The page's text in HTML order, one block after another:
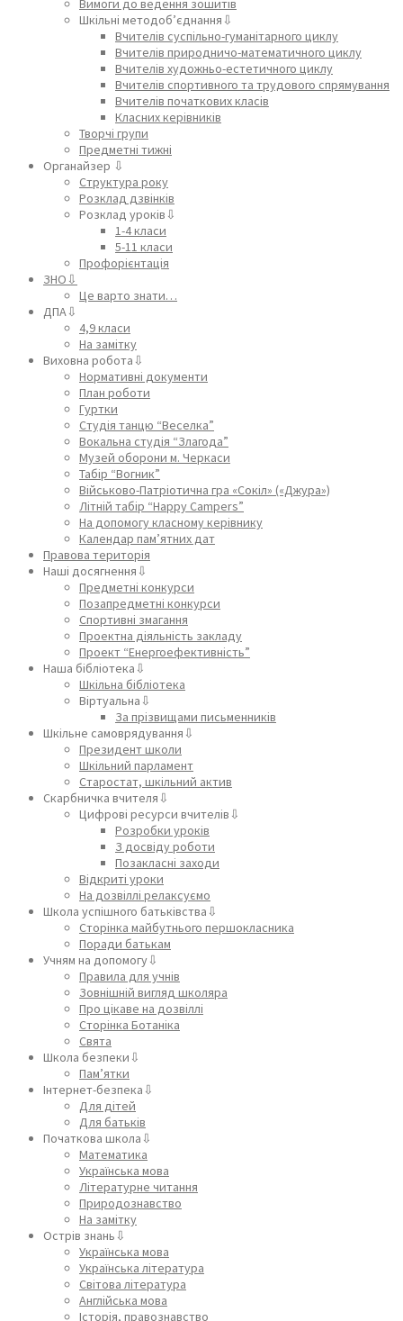
Вимоги до ведення зошитів
Шкільні методоб’єднання⇩
Вчителів суспільно-гуманітарного циклу
Вчителів природничо-математичного циклу
Вчителів художньо-естетичного циклу
Вчителів спортивного та трудового спрямування
Вчителів початкових класів
Класних керівників
Творчі групи
Предметні тижні
Органайзер ⇩
Структура року
Розклад дзвінків
Розклад уроків⇩
1-4 класи
5-11 класи
Профорієнтація
ЗНО⇩
Це варто знати…
ДПА⇩
4,9 класи
На замітку
Виховна робота⇩
Нормативні документи
План роботи
Гуртки
Студія танцю “Веселка”
Вокальна студія “Злагода”
Музей оборони м. Черкаси
Табір “Вогник”
Військово-Патріотична гра «Сокіл» («Джура»)
Літній табір “Happy Campers”
На допомогу класному керівнику
Календар пам’ятних дат
Правова територія
Наші досягнення⇩
Предметні конкурси
Позапредметні конкурси
Спортивні змагання
Проектна діяльність закладу
Проект “Енергоефективність”
Наша бібліотека⇩
Шкільна бібліотека
Віртуальна⇩
За прізвищами письменників
Шкільне самоврядування⇩
Президент школи
Шкільний парламент
Старостат, шкільний актив
Скарбничка вчителя⇩
Цифрові ресурси вчителів⇩
Розробки уроків
З досвіду роботи
Позакласні заходи
Відкриті уроки
На дозвіллі релаксуємо
Школа успішного батьківства⇩
Сторінка майбутнього першокласника
Поради батькам
Учням на допомогу⇩
Правила для учнів
Зовнішній вигляд школяра
Про цікаве на дозвіллі
Сторінка Ботаніка
Свята
Школа безпеки⇩
Пам’ятки
Інтернет-безпека⇩
Для дітей
Для батьків
Початкова школа⇩
Математика
Українська мова
Літературне читання
Природознавство
На замітку
Острів знань⇩
Українська мова
Українська література
Світова література
Англійська мова
Історія, правознавство